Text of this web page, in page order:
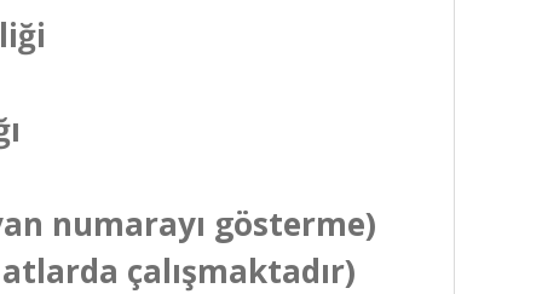
numarayı gösterme)
çalışmaktadır)